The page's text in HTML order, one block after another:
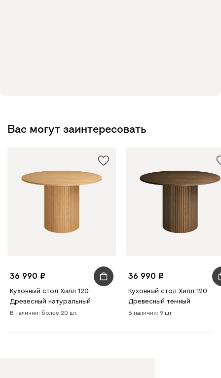
Вас могут заинтересовать
36 990
Кухонный стол Хилл 120
Древесный натуральный
В наличии: более 20 шт.
36 990
Кухонный стол Хилл 120
Древесный темный
В наличии: 9 шт.